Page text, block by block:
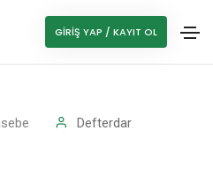
GIRIŞ YAP / KAYIT OL
Defterdar